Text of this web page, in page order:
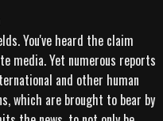
You've heard the claim
media. Yet numerous reports
and other human
which are brought to bear by